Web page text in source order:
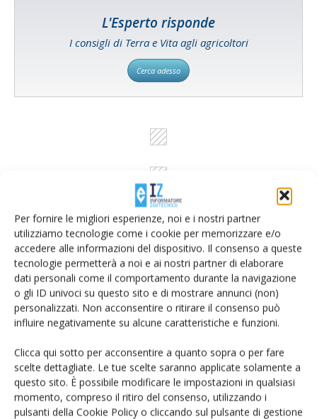
Per fornire le migliori esperienze, noi e i nostri partner
utilizziamo tecnologie come i cookie per memorizzare e/o
accedere alle informazioni del dispositivo. Il consenso a queste
tecnologie permetterà a noi e ai nostri partner di elaborare
dati personali come il comportamento durante la navigazione
o gli ID univoci su questo sito e di mostrare annunci (non)
personalizzati. Non acconsentire o ritirare il consenso può
influire negativamente su alcune caratteristiche e funzioni.
Clicca qui sotto per acconsentire a quanto sopra o per fare
scelte dettagliate. Le tue scelte saranno applicate solamente a
questo sito. È possibile modificare le impostazioni in qualsiasi
momento, compreso il ritiro del consenso, utilizzando i
pulsanti della Cookie Policy o cliccando sul pulsante di gestione
L'Esperto risponde
I consigli di Terra e Vita agli agricoltori
Cerca adesso
Rimani aggiornato sul mondo
dell’agricoltura